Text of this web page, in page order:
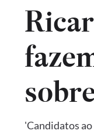
'Candidatos